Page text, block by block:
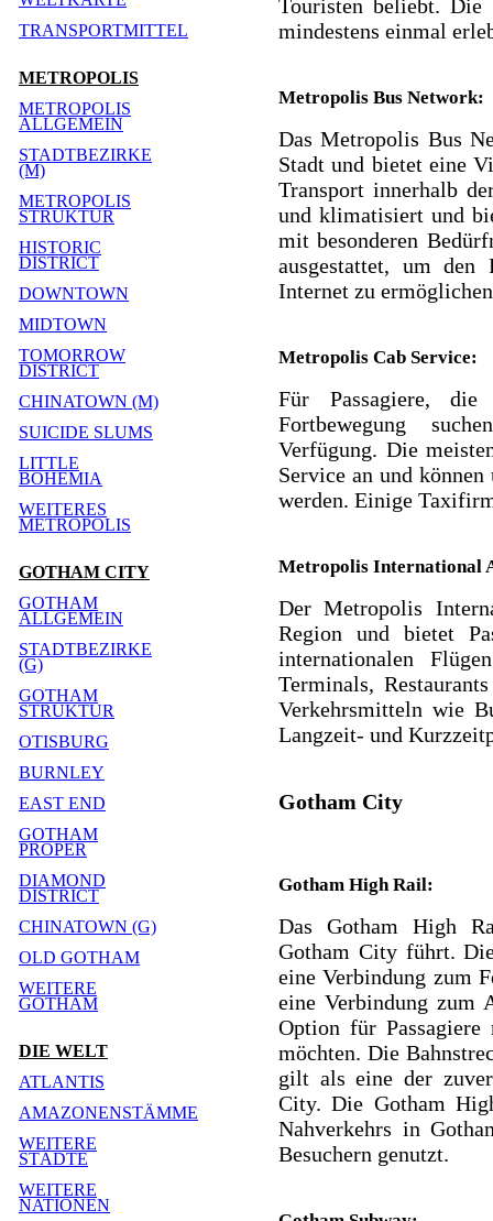
TRANSPORTMITTEL
METROPOLIS
METROPOLIS
ALLGEMEIN
STADTBEZIRKE
(M)
METROPOLIS
STRUKTUR
HISTORIC
DISTRICT
DOWNTOWN
MIDTOWN
TOMORROW
DISTRICT
CHINATOWN (M)
SUICIDE SLUMS
LITTLE
BOHEMIA
WEITERES
METROPOLIS
GOTHAM CITY
GOTHAM
ALLGEMEIN
STADTBEZIRKE
(G)
GOTHAM
STRUKTUR
OTISBURG
BURNLEY
EAST END
GOTHAM
PROPER
DIAMOND
DISTRICT
CHINATOWN (G)
OLD GOTHAM
WEITERE
GOTHAM
DIE WELT
ATLANTIS
AMAZONENSTÄMME
WEITERE
STÄDTE
WEITERE
NATIONEN
Touristen beliebt.
mindestens einmal
Metropolis Bus Network:
Das Metropolis Bus
Stadt und bietet eine
Transport innerhalb
und klimatisiert und
mit besonderen
ausgestattet, um den
Internet zu
Metropolis Cab Service:
Für Passagiere,
Fortbewegung
Verfügung. Die
Service an und
werden. Einige
Metropolis International
Der Metropolis
Region und bietet
internationalen
Terminals,
Verkehrsmitteln wie
Langzeit- und
Gotham City
Gotham High Rail:
Das Gotham High
Gotham City führt.
eine Verbindung zum
eine Verbindung zum
Option für
möchten. Die
gilt als eine der
City. Die Gotham
Nahverkehrs in
Besuchern genutzt.